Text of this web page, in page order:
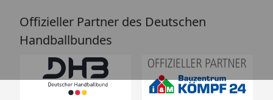
Offizieller Partner des Deutschen
Handballbundes